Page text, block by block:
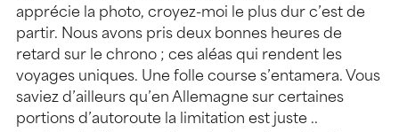
apprécie la photo, croyez-moi le plus dur c’est de
partir. Nous avons pris deux bonnes heures de
retard sur le chrono ; ces aléas qui rendent les
voyages uniques. Une folle course s’entamera. Vous
saviez d’ailleurs qu’en Allemagne sur certaines
portions d’autoroute la limitation est juste ..